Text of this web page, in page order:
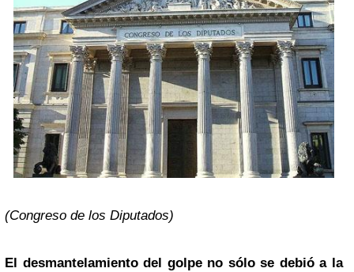
(Congreso de los Diputados)
El desmantelamiento del golpe no sólo se debió a la